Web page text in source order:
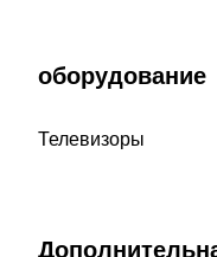
оборудование
Телевизоры